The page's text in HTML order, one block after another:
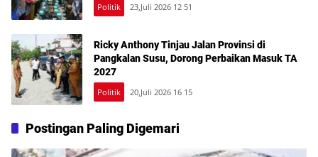
Politik 23,Juli 2026 12 51
Ricky Anthony Tinjau Jalan Provinsi di
Pangkalan Susu, Dorong Perbaikan Masuk TA
2027
Politik 20,Juli 2026 16 15
Postingan Paling Digemari